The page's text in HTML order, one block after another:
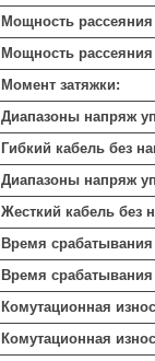
Мощность
Мощность
Момент затяжки:
Диапазоны напряж
Гибкий кабель без
Диапазоны напряж
Жесткий кабель без
Время
Время
Комутационная
Комутационная